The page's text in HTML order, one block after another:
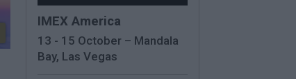
IMEX America
13 - 15 October – Mandala
Bay, Las Vegas